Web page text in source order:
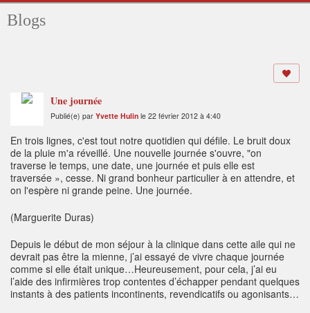
Blogs
Une journée
Publié(e) par Yvette Hulin le 22 février 2012 à 4:40
En trois lignes, c'est tout notre quotidien qui défile. Le bruit doux
de la pluie m'a réveillé. Une nouvelle journée s'ouvre, "on
traverse le temps, une date, une journée et puis elle est
traversée », cesse. Ni grand bonheur particulier à en attendre, et
on l'espère ni grande peine. Une journée.
(Marguerite Duras)
Depuis le début de mon séjour à la clinique dans cette aile qui ne
devrait pas être la mienne, j’ai essayé de vivre chaque journée
comme si elle était unique…Heureusement, pour cela, j’ai eu
l’aide des infirmières trop contentes d’échapper pendant quelques
instants à des patients incontinents, revendicatifs ou agonisants…